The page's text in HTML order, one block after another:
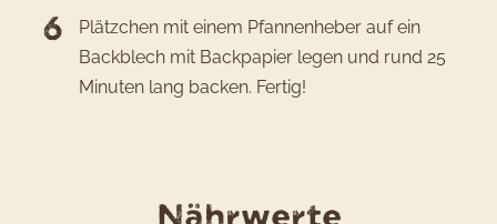
Plätzchen mit einem Pfannenheber auf ein
Backblech mit Backpapier legen und rund 25
Minuten lang backen. Fertig!